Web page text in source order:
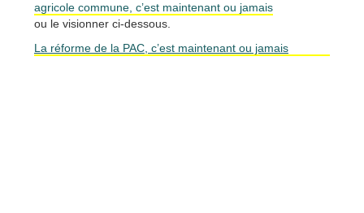
agricole commune, c’est maintenant ou jamais
ou le visionner ci-dessous.
La réforme de la PAC, c’est maintenant ou jamais